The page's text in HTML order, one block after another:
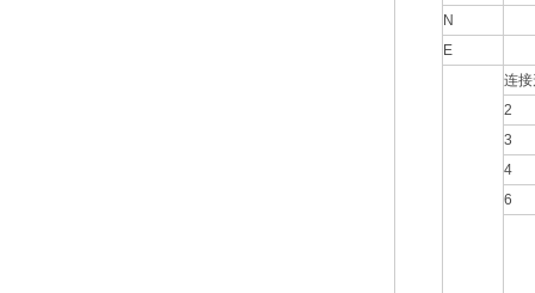
N
E
连
2
3
4
6